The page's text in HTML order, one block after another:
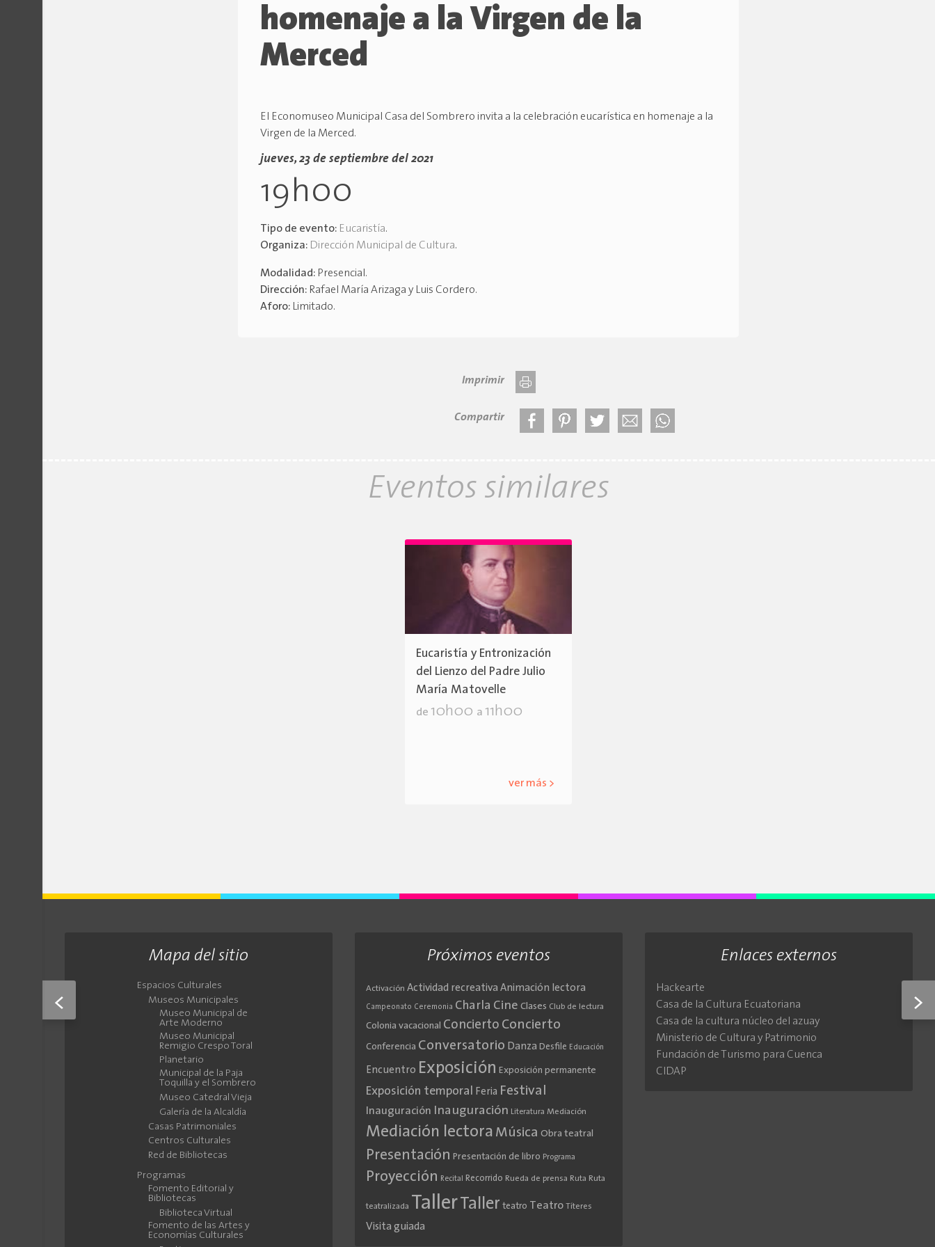
homenaje a la Virgen de la
Merced
El Economuseo Municipal Casa del Sombrero invita a la celebración eucarística en homenaje a la
Virgen de la Merced.
jueves, 23 de septiembre del 2021
19h00
Tipo de evento: Eucaristía.
Organiza: Dirección Municipal de Cultura.
Modalidad: Presencial.
Dirección: Rafael María Arizaga y Luis Cordero.
Aforo: Limitado.
Imprimir
Compartir
< >
Eventos similares
Eucaristía y Entronización
del Lienzo del Padre Julio
María Matovelle
de 10h00 a 11h00
ver más >
Mapa del sitio
Espacios Culturales
Museos Municipales
Museo Municipal de
Arte Moderno
Museo Municipal
Remigio Crespo Toral
Planetario
Municipal de la Paja
Toquilla y el Sombrero
Museo Catedral Vieja
Galería de la Alcaldía
Casas Patrimoniales
Centros Culturales
Red de Bibliotecas
Programas
Fomento Editorial y
Bibliotecas
Biblioteca Virtual
Fomento de las Artes y
Economías Culturales
Próximos eventos
Activación Actividad recreativa Animación lectora
Campeonato Ceremonia Charla Cine Clases Club de lectura
Colonia vacacional Concierto Concierto
Conferencia Conversatorio Danza Desfile Educación
Encuentro Exposición Exposición permanente
Exposición temporal Feria Festival
Inauguración Inauguración Literatura Mediación
Mediación lectora Música Obra teatral
Presentación Presentación de libro Programa
Proyección Recital Recorrido Rueda de prensa Ruta Ruta
teatralizada Taller Taller teatro Teatro Títeres
Visita guiada
Enlaces externos
Hackearte
Casa de la Cultura Ecuatoriana
Casa de la cultura núcleo del azuay
Ministerio de Cultura y Patrimonio
Fundación de Turismo para Cuenca
CIDAP